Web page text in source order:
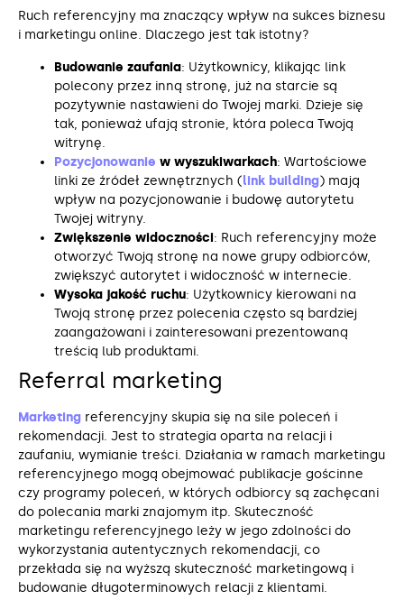
Ruch referencyjny ma znaczący wpływ na sukces biznesu
i marketingu online. Dlaczego jest tak istotny?
Budowanie zaufania: Użytkownicy, klikając link
polecony przez inną stronę, już na starcie są
pozytywnie nastawieni do Twojej marki. Dzieje się
tak, ponieważ ufają stronie, która poleca Twoją
witrynę.
Pozycjonowanie w wyszukiwarkach: Wartościowe
linki ze źródeł zewnętrznych (link building) mają
wpływ na pozycjonowanie i budowę autorytetu
Twojej witryny.
Zwiększenie widoczności: Ruch referencyjny może
otworzyć Twoją stronę na nowe grupy odbiorców,
zwiększyć autorytet i widoczność w internecie.
Wysoka jakość ruchu: Użytkownicy kierowani na
Twoją stronę przez polecenia często są bardziej
zaangażowani i zainteresowani prezentowaną
treścią lub produktami.
Referral marketing
Marketing referencyjny skupia się na sile poleceń i
rekomendacji. Jest to strategia oparta na relacji i
zaufaniu, wymianie treści. Działania w ramach marketingu
referencyjnego mogą obejmować publikacje gościnne
czy programy poleceń, w których odbiorcy są zachęcani
do polecania marki znajomym itp. Skuteczność
marketingu referencyjnego leży w jego zdolności do
wykorzystania autentycznych rekomendacji, co
przekłada się na wyższą skuteczność marketingową i
budowanie długoterminowych relacji z klientami.